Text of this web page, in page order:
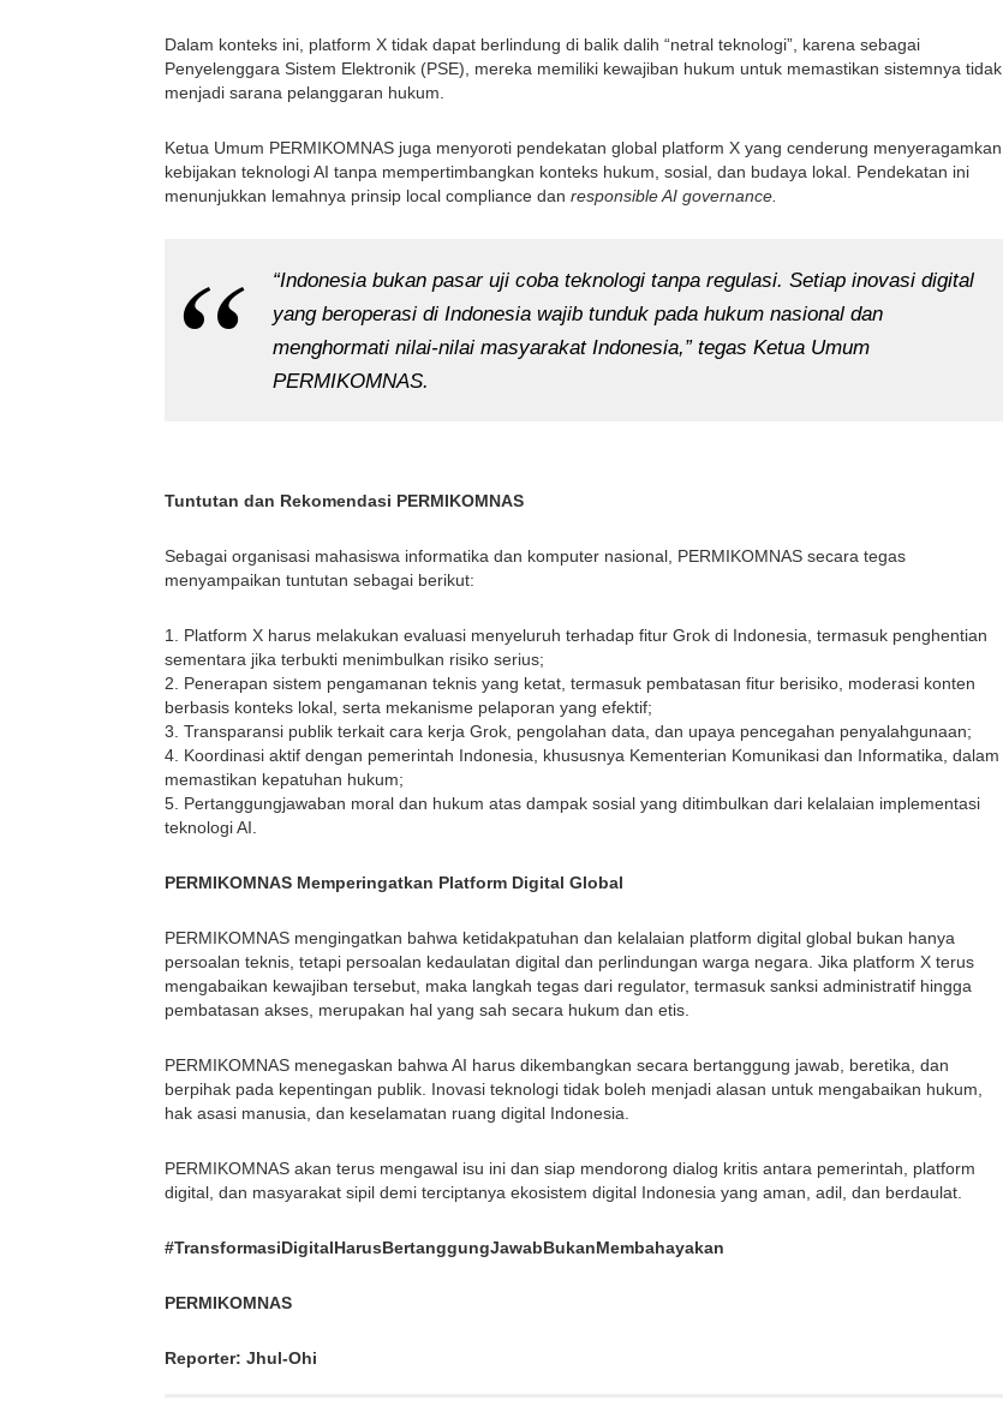
Dalam konteks ini, platform X tidak dapat berlindung di balik dalih “netral teknologi”, karena sebagai
Penyelenggara Sistem Elektronik (PSE), mereka memiliki kewajiban hukum untuk memastikan sistemnya tidak
menjadi sarana pelanggaran hukum.
Ketua Umum PERMIKOMNAS juga menyoroti pendekatan global platform X yang cenderung menyeragamkan
kebijakan teknologi AI tanpa mempertimbangkan konteks hukum, sosial, dan budaya lokal. Pendekatan ini
menunjukkan lemahnya prinsip local compliance dan responsible AI governance.
“Indonesia bukan pasar uji coba teknologi tanpa regulasi. Setiap inovasi digital
yang beroperasi di Indonesia wajib tunduk pada hukum nasional dan
menghormati nilai-nilai masyarakat Indonesia,” tegas Ketua Umum
PERMIKOMNAS.
Tuntutan dan Rekomendasi PERMIKOMNAS
Sebagai organisasi mahasiswa informatika dan komputer nasional, PERMIKOMNAS secara tegas
menyampaikan tuntutan sebagai berikut:
1. Platform X harus melakukan evaluasi menyeluruh terhadap fitur Grok di Indonesia, termasuk penghentian
sementara jika terbukti menimbulkan risiko serius;
2. Penerapan sistem pengamanan teknis yang ketat, termasuk pembatasan fitur berisiko, moderasi konten
berbasis konteks lokal, serta mekanisme pelaporan yang efektif;
3. Transparansi publik terkait cara kerja Grok, pengolahan data, dan upaya pencegahan penyalahgunaan;
4. Koordinasi aktif dengan pemerintah Indonesia, khususnya Kementerian Komunikasi dan Informatika, dalam
memastikan kepatuhan hukum;
5. Pertanggungjawaban moral dan hukum atas dampak sosial yang ditimbulkan dari kelalaian implementasi
teknologi AI.
PERMIKOMNAS Memperingatkan Platform Digital Global
PERMIKOMNAS mengingatkan bahwa ketidakpatuhan dan kelalaian platform digital global bukan hanya
persoalan teknis, tetapi persoalan kedaulatan digital dan perlindungan warga negara. Jika platform X terus
mengabaikan kewajiban tersebut, maka langkah tegas dari regulator, termasuk sanksi administratif hingga
pembatasan akses, merupakan hal yang sah secara hukum dan etis.
PERMIKOMNAS menegaskan bahwa AI harus dikembangkan secara bertanggung jawab, beretika, dan
berpihak pada kepentingan publik. Inovasi teknologi tidak boleh menjadi alasan untuk mengabaikan hukum,
hak asasi manusia, dan keselamatan ruang digital Indonesia.
PERMIKOMNAS akan terus mengawal isu ini dan siap mendorong dialog kritis antara pemerintah, platform
digital, dan masyarakat sipil demi terciptanya ekosistem digital Indonesia yang aman, adil, dan berdaulat.
#TransformasiDigitalHarusBertanggungJawabBukanMembahayakan
PERMIKOMNAS
Reporter: Jhul-Ohi